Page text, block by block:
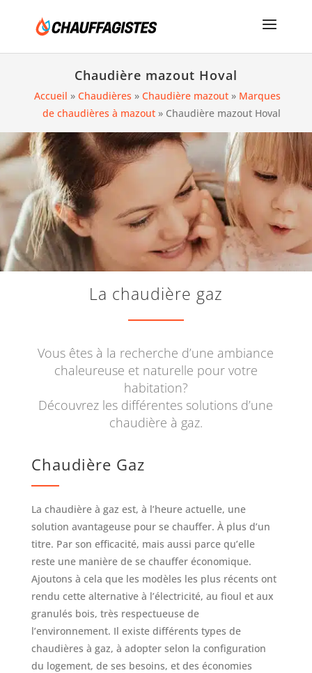
Chaudière mazout Hoval
Accueil »Chaudières »Chaudière mazout » Marques
de chaudières à mazout » Chaudière mazout Hoval
La chaudière gaz
Vous êtes à la recherche d’une ambiance
chaleureuse et naturelle pour votre
habitation?
Découvrez les différentes solutions d’une
chaudière à gaz.
Chaudière Gaz
La chaudière à gaz est, à l’heure actuelle, une
solution avantageuse pour se chauffer. À plus d’un
titre. Par son efficacité, mais aussi parce qu’elle
reste une manière de se chauffer économique.
Ajoutons à cela que les modèles les plus récents ont
rendu cette alternative à l’électricité, au fioul et aux
granulés bois, très respectueuse de
l’environnement. Il existe différents types de
chaudières à gaz, à adopter selon la configuration
du logement, de ses besoins, et des économies